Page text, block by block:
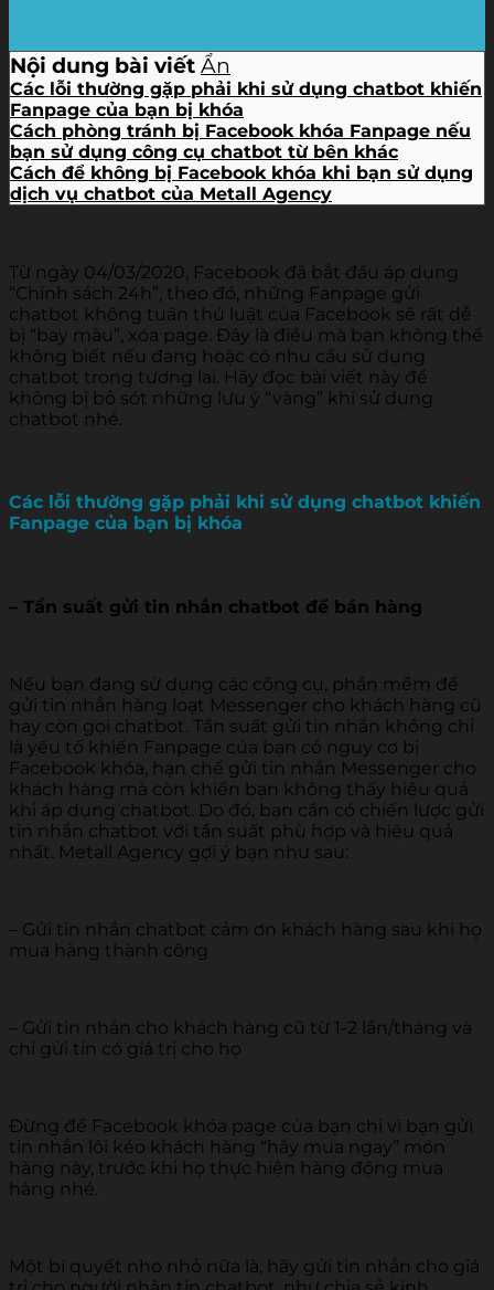
Nội dung bài viết Ẩn
Các lỗi thường gặp phải khi sử dụng chatbot khiến
Fanpage của bạn bị khóa
Cách phòng tránh bị Facebook khóa Fanpage nếu
bạn sử dụng công cụ chatbot từ bên khác
Cách để không bị Facebook khóa khi bạn sử dụng
dịch vụ chatbot của Metall Agency
Từ ngày 04/03/2020, Facebook đã bắt đầu áp dụng
“Chính sách 24h”, theo đó, những Fanpage gửi
chatbot không tuân thủ luật của Facebook sẽ rất dễ
bị “bay màu”, xóa page. Đây là điều mà bạn không thể
không biết nếu đang hoặc có nhu cầu sử dụng
chatbot trong tương lai. Hãy đọc bài viết này để
không bị bỏ sót những lưu ý “vàng” khi sử dụng
chatbot nhé.
Các lỗi thường gặp phải khi sử dụng chatbot khiến
Fanpage của bạn bị khóa
– Tần suất gửi tin nhắn chatbot để bán hàng
Nếu bạn đang sử dụng các công cụ, phần mềm để
gửi tin nhắn hàng loạt Messenger cho khách hàng cũ
hay còn gọi chatbot. Tần suất gửi tin nhắn không chỉ
là yếu tố khiến Fanpage của bạn có nguy cơ bị
Facebook khóa, hạn chế gửi tin nhắn Messenger cho
khách hàng mà còn khiến bạn không thấy hiệu quả
khi áp dụng chatbot. Do đó, bạn cần có chiến lược gửi
tin nhắn chatbot với tần suất phù hợp và hiệu quả
nhất. Metall Agency gợi ý bạn như sau:
– Gửi tin nhắn chatbot cảm ơn khách hàng sau khi họ
mua hàng thành công
– Gửi tin nhắn cho khách hàng cũ từ 1-2 lần/tháng và
chỉ gửi tin có giá trị cho họ
Đừng để Facebook khóa page của bạn chỉ vì bạn gửi
tin nhắn lôi kéo khách hàng “hãy mua ngay” món
hàng này, trước khi họ thực hiện hàng động mua
hàng nhé.
Một bí quyết nho nhỏ nữa là, hãy gửi tin nhắn cho giá